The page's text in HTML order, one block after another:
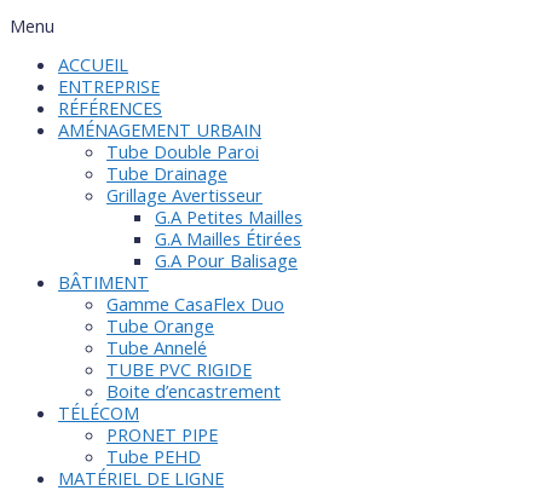
Menu
ACCUEIL
ENTREPRISE
RÉFÉRENCES
AMÉNAGEMENT URBAIN
Tube Double Paroi
Tube Drainage
Grillage Avertisseur
G.A Petites Mailles
G.A Mailles Étirées
G.A Pour Balisage
BÂTIMENT
Gamme CasaFlex Duo
Tube Orange
Tube Annelé
TUBE PVC RIGIDE
Boite d’encastrement
TÉLÉCOM
PRONET PIPE
Tube PEHD
MATÉRIEL DE LIGNE